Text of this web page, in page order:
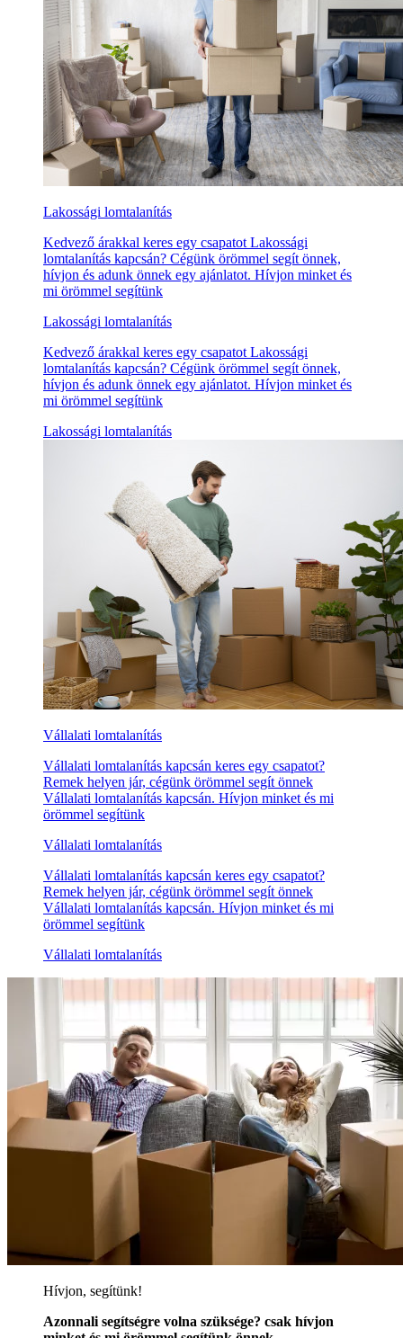
Lakossági lomtalanítás
Kedvező árakkal keres egy csapatot Lakossági
lomtalanítás kapcsán? Cégünk örömmel segít önnek,
hívjon és adunk önnek egy ajánlatot. Hívjon minket és
mi örömmel segítünk
Lakossági lomtalanítás
Kedvező árakkal keres egy csapatot Lakossági
lomtalanítás kapcsán? Cégünk örömmel segít önnek,
hívjon és adunk önnek egy ajánlatot. Hívjon minket és
mi örömmel segítünk
Lakossági lomtalanítás
Vállalati lomtalanítás
Vállalati lomtalanítás kapcsán keres egy csapatot?
Remek helyen jár, cégünk örömmel segít önnek
Vállalati lomtalanítás kapcsán. Hívjon minket és mi
örömmel segítünk
Vállalati lomtalanítás
Vállalati lomtalanítás kapcsán keres egy csapatot?
Remek helyen jár, cégünk örömmel segít önnek
Vállalati lomtalanítás kapcsán. Hívjon minket és mi
örömmel segítünk
Vállalati lomtalanítás
Hívjon, segítünk!
Azonnali segítségre volna szüksége? csak hívjon